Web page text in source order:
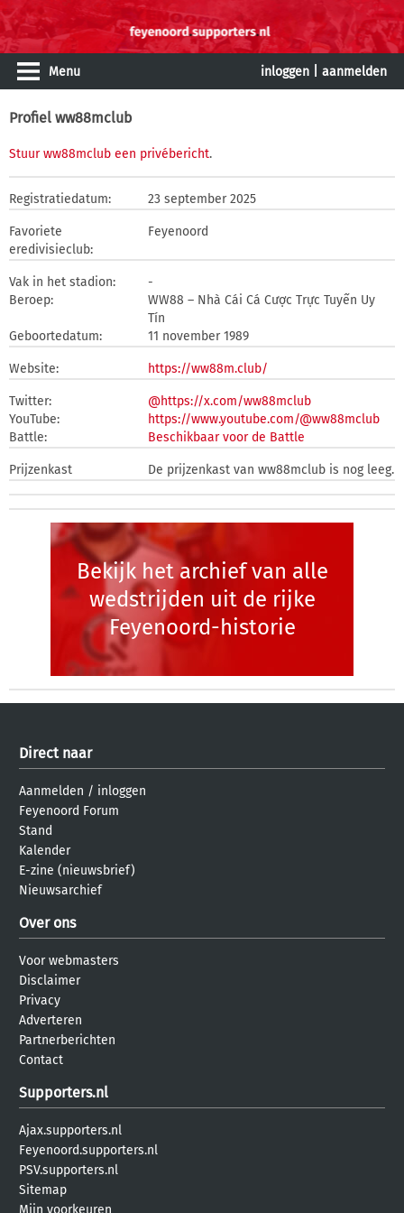
Menu inloggen aanmelden
Profiel ww88mclub
Stuur ww88mclub een privébericht.
Registratiedatum: 23 september 2025
Favoriete
eredivisieclub:
Feyenoord
Vak in het stadion:
-
Beroep:
WW88 – Nhà Cái Cá Cược Trực Tuyến Uy
Tín
Geboortedatum:
11 november 1989
Website: https://ww88m.club/
Twitter:
@https://x.com/ww88mclub
YouTube:
https://www.youtube.com/@ww88mclub
Battle:
Beschikbaar voor de Battle
Prijzenkast De prijzenkast van ww88mclub is nog leeg.
Bekijk het archief van alle
wedstrijden uit de rijke
Feyenoord-historie
Direct naar
Aanmelden / inloggen
Feyenoord Forum
Stand
Kalender
E-zine (nieuwsbrief)
Nieuwsarchief
Over ons
Voor webmasters
Disclaimer
Privacy
Adverteren
Partnerberichten
Contact
Supporters.nl
Ajax.supporters.nl
Feyenoord.supporters.nl
PSV.supporters.nl
Sitemap
Mijn voorkeuren